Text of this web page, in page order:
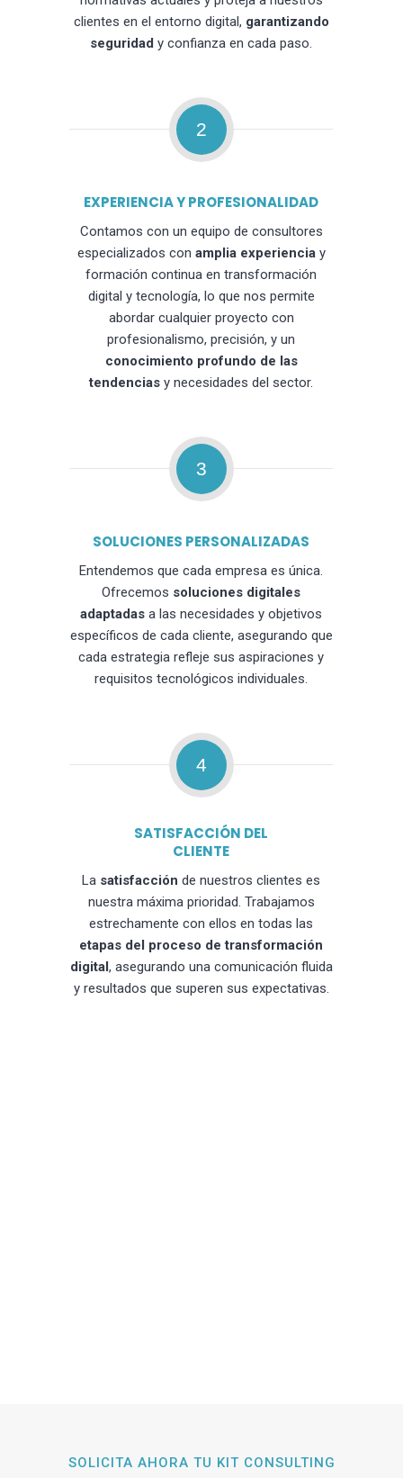
clientes en el entorno digital, garantizando
seguridad y confianza en cada paso.
2
EXPERIENCIA Y PROFESIONALIDAD
Contamos con un equipo de consultores
especializados con amplia experienciay
formación continua en transformación
digital y tecnología, lo que nos permite
abordar cualquier proyecto con
profesionalismo, precisión, y un
conocimiento profundo de las
tendencias y necesidades del sector.
3
SOLUCIONES PERSONALIZADAS
Entendemos que cada empresa es única.
Ofrecemos soluciones digitales
adaptadas a las necesidades y objetivos
específicos de cada cliente, asegurando que
cada estrategia refleje sus aspiraciones y
requisitos tecnológicos individuales.
4
SATISFACCIÓN DEL
CLIENTE
La satisfacción de nuestros clientes es
nuestra máxima prioridad. Trabajamos
estrechamente con ellos en todas las
etapas del proceso de transformación
digital, asegurando una comunicación fluida
y resultados que superen sus expectativas.
SOLICITA AHORA TU KIT CONSULTING